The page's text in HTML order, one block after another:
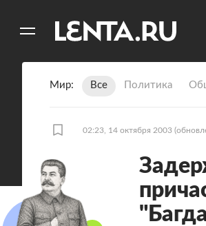
Мир Все Политика
02:23, 14 октября 2003